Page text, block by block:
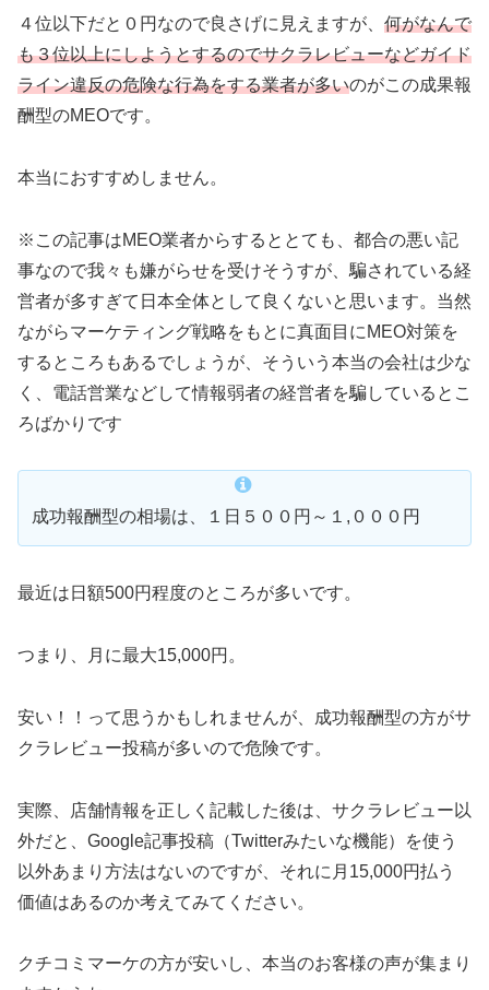
４位以下だと０円なので良さげに見えますが、 何がなんで
も３位以上にしようとするのでサクラレビューなどガイド
ライン違反の危険な行為をする業者が多いのがこの成果報
酬型のMEOです。
本当におすすめしません。
※この記事はMEO業者からするととても、都合の悪い記
事なので我々も嫌がらせを受けそうすが、騙されている経
営者が多すぎて日本全体として良くないと思います。当然
ながらマーケティング戦略をもとに真面目にMEO対策を
するところもあるでしょうが、そういう本当の会社は少な
く、電話営業などして情報弱者の経営者を騙しているとこ
ろばかりです
成功報酬型の相場は、１日５００円～１,０００円
最近は日額500円程度のところが多いです。
つまり、月に最大15,000円。
安い！！って思うかもしれませんが、成功報酬型の方がサ
クラレビュー投稿が多いので危険です。
実際、店舗情報を正しく記載した後は、サクラレビュー以
外だと、Google記事投稿（Twitterみたいな機能）を使う
以外あまり方法はないのですが、それに月15,000円払う
価値はあるのか考えてみてください。
クチコミマーケの方が安いし、本当のお客様の声が集まり